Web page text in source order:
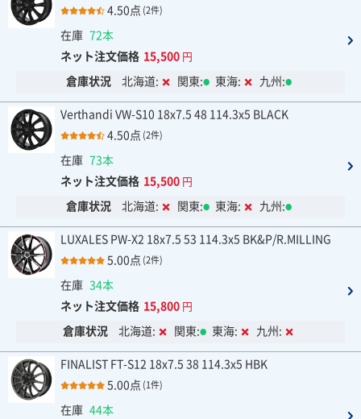
4.50点 (2件)
在庫 72本
ネット注文価格 15,500 円
倉庫状況 北海道: 関東: 東海: 九州:
Verthandi VW-S10 18x7.5 48 114.3x5 BLACK
4.50点 (2件)
在庫 73本
ネット注文価格 15,500 円
倉庫状況 北海道: 関東: 東海: 九州:
LUXALES PW-X2 18x7.5 53 114.3x5 BK&P/R.MILLING
5.00点 (2件)
在庫 34本
ネット注文価格 15,800 円
倉庫状況 北海道: 関東: 東海: 九州:
FINALIST FT-S12 18x7.5 38 114.3x5 HBK
5.00点 (1件)
在庫 44本